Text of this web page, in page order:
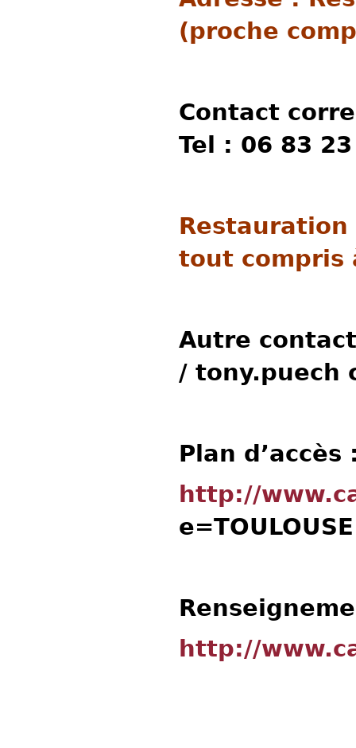
(proche
Contact
Tel : 06 83
tout compris
Autre contact
/ tony.puech
Plan d’accès
http://
http://